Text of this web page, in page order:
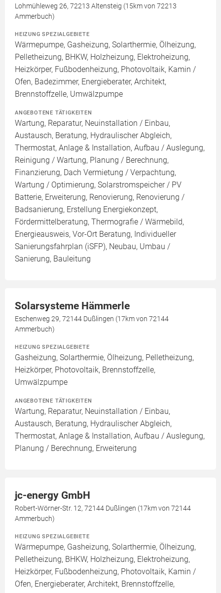
Lohmühleweg 26, 72213 Altensteig (15km von 72213
Ammerbuch)
HEIZUNG SPEZIALGEBIETE
Wärmepumpe, Gasheizung, Solarthermie, Ölheizung,
Pelletheizung, BHKW, Holzheizung, Elektroheizung,
Heizkörper, Fußbodenheizung, Photovoltaik, Kamin /
Ofen, Badezimmer, Energieberater, Architekt,
Brennstoffzelle, Umwälzpumpe
ANGEBOTENE TÄTIGKEITEN
Wartung, Reparatur, Neuinstallation / Einbau,
Austausch, Beratung, Hydraulischer Abgleich,
Thermostat, Anlage & Installation, Aufbau / Auslegung,
Reinigung / Wartung, Planung / Berechnung,
Finanzierung, Dach Vermietung / Verpachtung,
Wartung / Optimierung, Solarstromspeicher / PV
Batterie, Erweiterung, Renovierung, Renovierung /
Badsanierung, Erstellung Energiekonzept,
Fördermittelberatung, Thermografie / Wärmebild,
Energieausweis, Vor-Ort Beratung, Individueller
Sanierungsfahrplan (iSFP), Neubau, Umbau /
Sanierung, Bauleitung
Solarsysteme Hämmerle
Eschenweg 29, 72144 Dußlingen (17km von 72144
Ammerbuch)
HEIZUNG SPEZIALGEBIETE
Gasheizung, Solarthermie, Ölheizung, Pelletheizung,
Heizkörper, Photovoltaik, Brennstoffzelle,
Umwälzpumpe
ANGEBOTENE TÄTIGKEITEN
Wartung, Reparatur, Neuinstallation / Einbau,
Austausch, Beratung, Hydraulischer Abgleich,
Thermostat, Anlage & Installation, Aufbau / Auslegung,
Planung / Berechnung, Erweiterung
jc-energy GmbH
Robert-Wörner-Str. 12, 72144 Dußlingen (17km von 72144
Ammerbuch)
HEIZUNG SPEZIALGEBIETE
Wärmepumpe, Gasheizung, Solarthermie, Ölheizung,
Pelletheizung, BHKW, Holzheizung, Elektroheizung,
Heizkörper, Fußbodenheizung, Photovoltaik, Kamin /
Ofen, Energieberater, Architekt, Brennstoffzelle,